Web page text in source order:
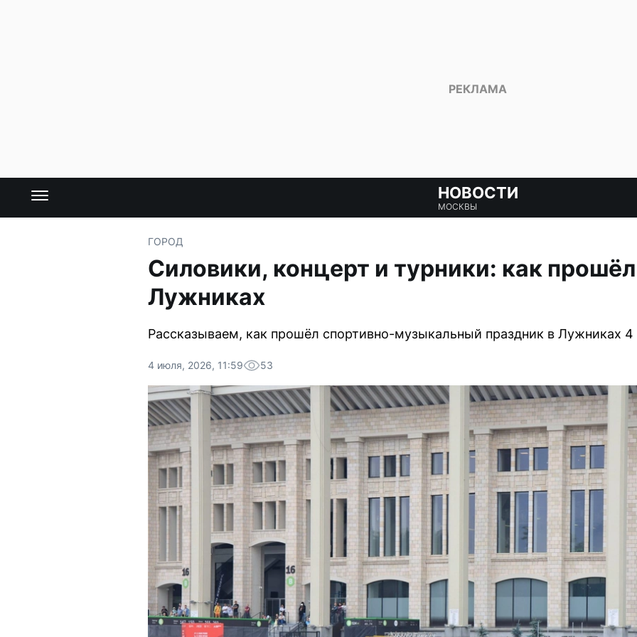
НОВОСТИ
МОСКВЫ
ГОРОД
Силовики, концерт и турники: как
Лужниках
Рассказываем, как прошёл спортивно-музыкальный праздник в Лужниках
4 июля, 2026, 11:59 53